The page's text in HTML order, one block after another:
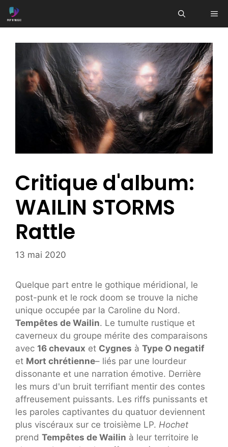
Aller
au
Critique d'album:
WAILIN STORMS
Rattle
13 mai 2020
Quelque part entre le gothique méridional, le
post-punk et le rock doom se trouve la niche
unique occupée par la Caroline du Nord.
Tempêtes de Wailin. Le tumulte rustique et
caverneux du groupe mérite des comparaisons
avec 16 chevaux et Cygnes à Type O negatif
et Mort chrétienne– liés par une lourdeur
dissonante et une narration émotive. Derrière
les murs d'un bruit terrifiant mentir des contes
affreusement puissants. Les riffs punissants et
les paroles captivantes du quatuor deviennent
plus viscéraux sur ce troisième LP. Hochet
prend Tempêtes de Wailin à leur territoire le